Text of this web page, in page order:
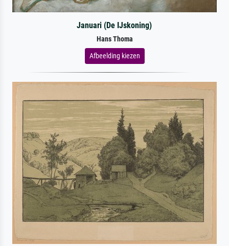
Januari (De IJskoning)
Hans Thoma
Afbeelding kiezen